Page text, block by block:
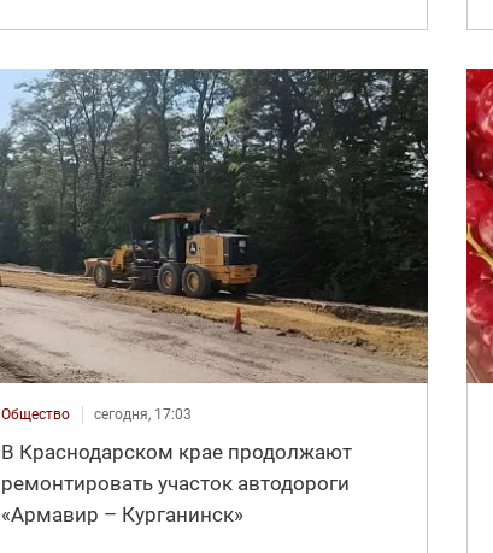
Общество сегодня, 17:03
В Краснодарском крае продолжают
ремонтировать участок автодороги
«Армавир – Курганинск»